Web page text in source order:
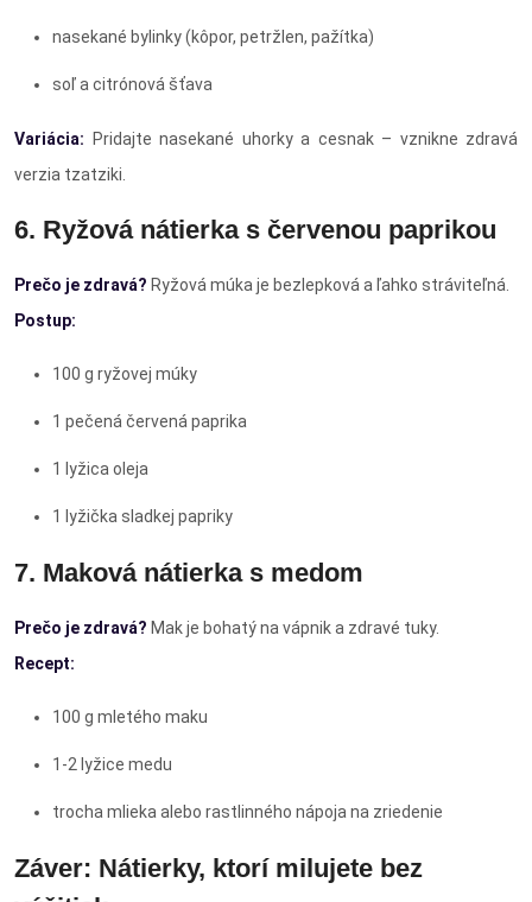
nasekané bylinky (kôpor, petržlen, pažítka)
soľ a citrónová šťava
Variácia: Pridajte nasekané uhorky a cesnak – vznikne zdravá
verzia tzatziki.
6. Ryžová nátierka s červenou paprikou
Prečo je zdravá? Ryžová múka je bezlepková a ľahko stráviteľná.
Postup:
100 g ryžovej múky
1 pečená červená paprika
1 lyžica oleja
1 lyžička sladkej papriky
7. Maková nátierka s medom
Prečo je zdravá? Mak je bohatý na vápnik a zdravé tuky.
Recept:
100 g mletého maku
1-2 lyžice medu
trocha mlieka alebo rastlinného nápoja na zriedenie
Záver: Nátierky, ktorí milujete bez